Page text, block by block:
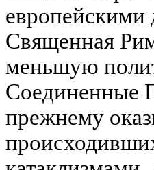
европейскими
Священная
меньшую
Соединенные
прежнему